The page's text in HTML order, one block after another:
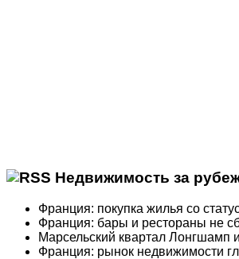
Недвижимость за
Франция: покупка жилья со
Франция: бары и рестораны не
Марсельский квартал Лонгшамп
Франция: рынок недвижимости